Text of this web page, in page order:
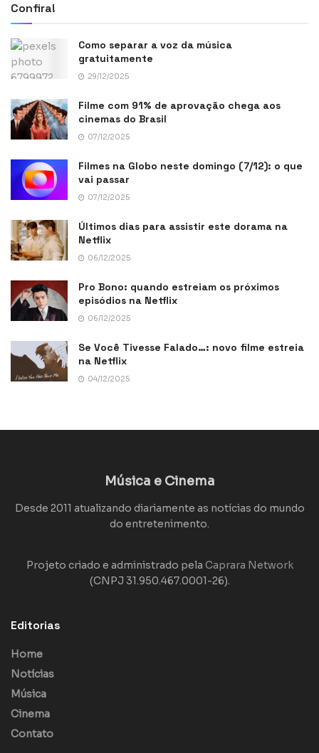
Confira!
Como separar a voz da música
gratuitamente
29/12/2025
Filme com 91% de aprovação chega aos
cinemas do Brasil
07/12/2025
Filmes na Globo neste domingo (7/12): o que
vai passar
07/12/2025
Últimos dias para assistir este dorama na
Netflix
06/12/2025
Pro Bono: quando estreiam os próximos
episódios na Netflix
06/12/2025
Se Você Tivesse Falado…: novo filme estreia
na Netflix
04/12/2025
Música e Cinema
Desde 2011 atualizando diariamente as notícias do mundo
do entretenimento.
Projeto criado e administrado pela Caprara Network
(CNPJ 31.950.467.0001-26).
Editorias
Home
Notícias
Música
Cinema
Contato